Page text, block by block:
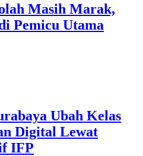
Masih Marak,
Pemicu Utama
Ubah Kelas
Digital Lewat
IFP